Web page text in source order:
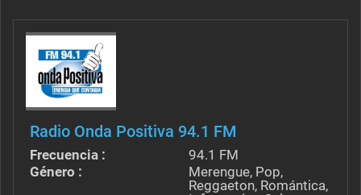
Radio Onda Positiva 94.1 FM
Frecuencia :
94.1 FM
Género :
Merengue, Pop,
Reggaeton, Romántica,